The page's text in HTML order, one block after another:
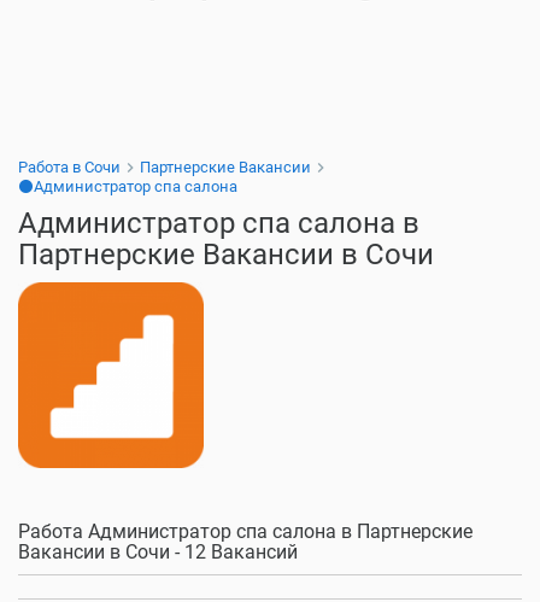
Работа в Сочи
Партнерские Вакансии
⚫Администратор спа салона
Администратор спа салона в
Партнерские Вакансии в Сочи
Работа Администратор спа салона в Партнерские
Вакансии в Сочи - 12 Вакансий